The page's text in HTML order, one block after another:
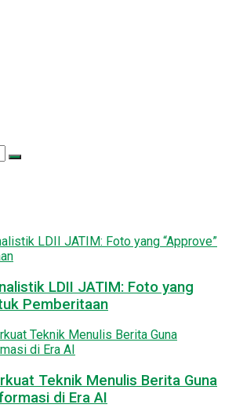
LDII JATIM: Foto yang
Pemberitaan
Teknik Menulis Berita Guna
di Era AI